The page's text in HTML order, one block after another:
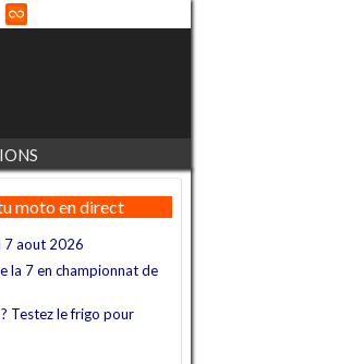
moto en direct
7 aout 2026
la 7 en championnat de
Testez le frigo pour